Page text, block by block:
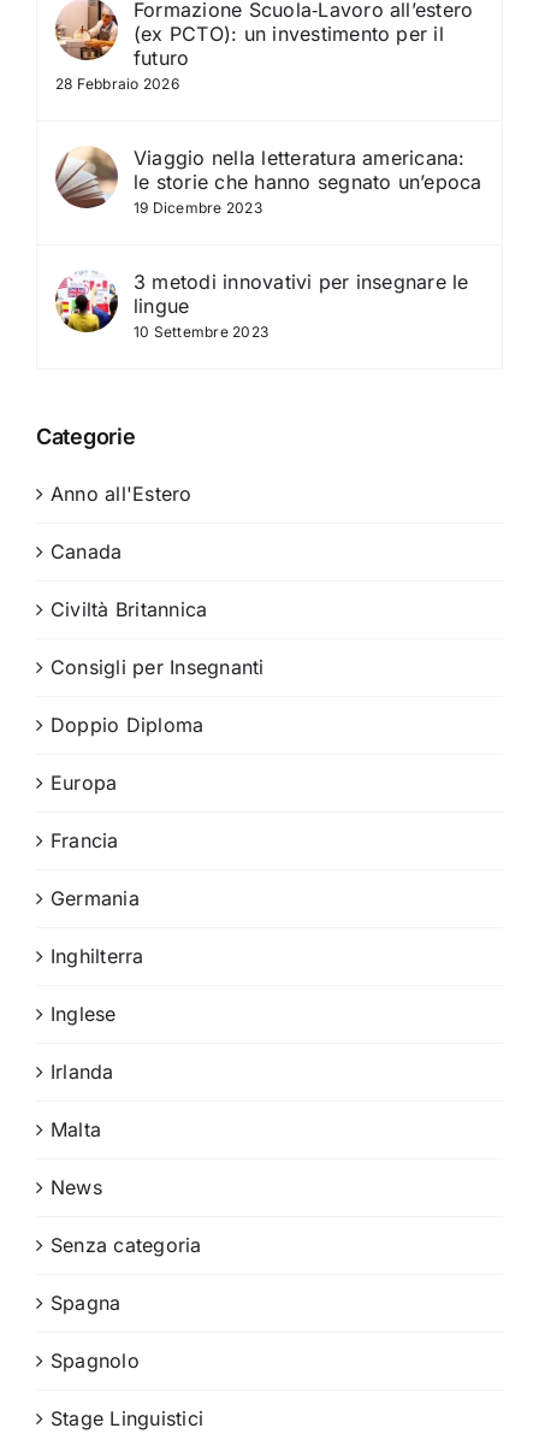
Formazione Scuola‑Lavoro all’estero
(ex PCTO): un investimento per il
futuro
28 Febbraio 2026
Viaggio nella letteratura americana:
le storie che hanno segnato un’epoca
19 Dicembre 2023
3 metodi innovativi per insegnare le
lingue
10 Settembre 2023
Categorie
Anno all'Estero
Canada
Civiltà Britannica
Consigli per Insegnanti
Doppio Diploma
Europa
Francia
Germania
Inghilterra
Inglese
Irlanda
Malta
News
Senza categoria
Spagna
Spagnolo
Stage Linguistici